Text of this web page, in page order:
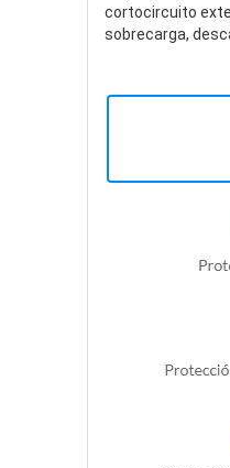
cortocircuito
sobrecarga,